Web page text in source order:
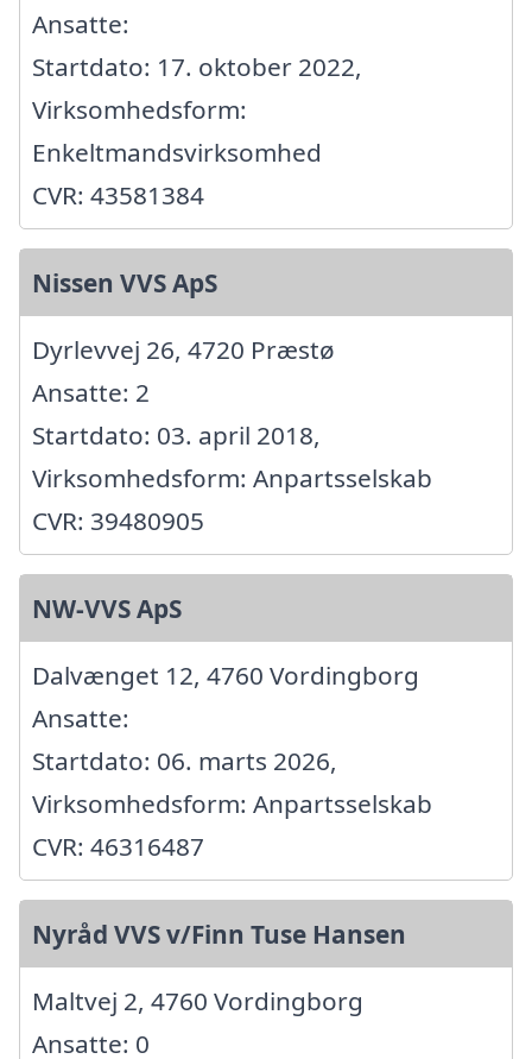
Ansatte:
Startdato: 17. oktober 2022,
Virksomhedsform:
Enkeltmandsvirksomhed
CVR: 43581384
Nissen VVS ApS
Dyrlevvej 26, 4720 Præstø
Ansatte: 2
Startdato: 03. april 2018,
Virksomhedsform: Anpartsselskab
CVR: 39480905
NW-VVS ApS
Dalvænget 12, 4760 Vordingborg
Ansatte:
Startdato: 06. marts 2026,
Virksomhedsform: Anpartsselskab
CVR: 46316487
Nyråd VVS v/Finn Tuse Hansen
Maltvej 2, 4760 Vordingborg
Ansatte: 0